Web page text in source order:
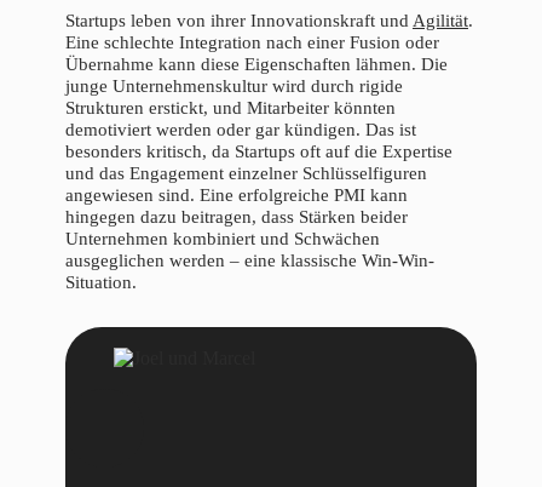
Startups leben von ihrer Innovationskraft und Agilität.
Eine schlechte Integration nach einer Fusion oder
Übernahme kann diese Eigenschaften lähmen. Die
junge Unternehmenskultur wird durch rigide
Strukturen erstickt, und Mitarbeiter könnten
demotiviert werden oder gar kündigen. Das ist
besonders kritisch, da Startups oft auf die Expertise
und das Engagement einzelner Schlüsselfiguren
angewiesen sind. Eine erfolgreiche PMI kann
hingegen dazu beitragen, dass Stärken beider
Unternehmen kombiniert und Schwächen
ausgeglichen werden – eine klassische Win-Win-
Situation.